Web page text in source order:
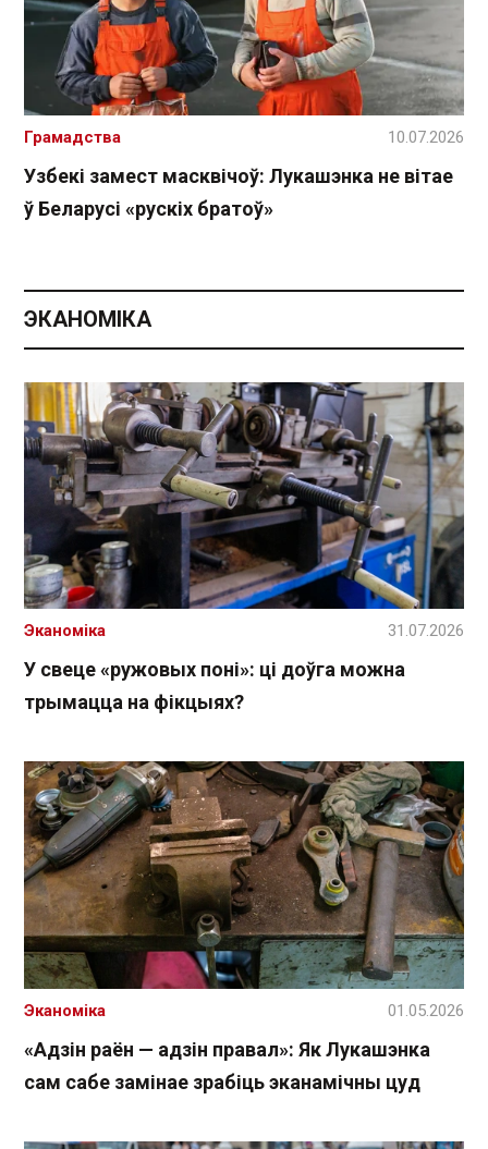
Узбекі замест масквічоў: Лукашэнка не вітае
ў Беларусі «рускіх братоў»
Грамадства 10.07.2026
ЭКАНОМІКА
У свеце «ружовых поні»: ці доўга можна
трымацца на фікцыях?
Эканоміка 31.07.2026
«Адзін раён — адзін правал»: Як Лукашэнка
сам сабе замінае зрабіць эканамічны цуд
Эканоміка 01.05.2026